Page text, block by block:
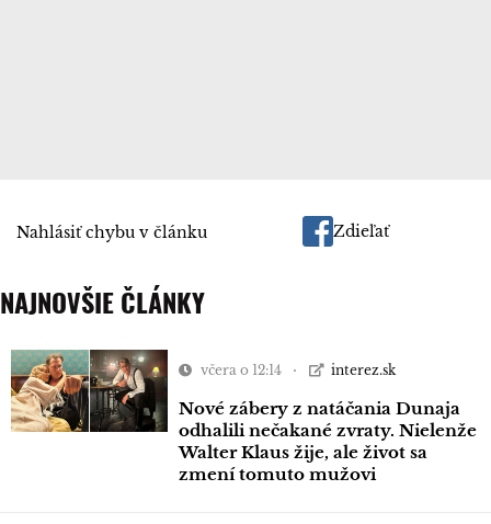
Nahlásiť chybu v článku Zdieľať
NAJNOVŠIE ČLÁNKY
včera o 12:14 interez.sk
Nové zábery z natáčania Dunaja
odhalili nečakané zvraty. Nielenže
Walter Klaus žije, ale život sa
zmení tomuto mužovi